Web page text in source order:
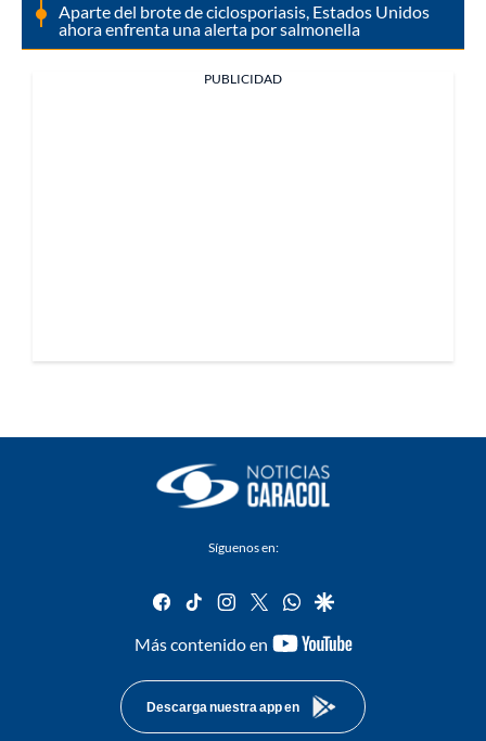
Aparte del brote de ciclosporiasis, Estados Unidos
ahora enfrenta una alerta por salmonella
PUBLICIDAD
Síguenos en:
facebook
tiktok instagram
twitterwhatsapp
google
Más contenido en
youtube-
Descarga nuestra app en